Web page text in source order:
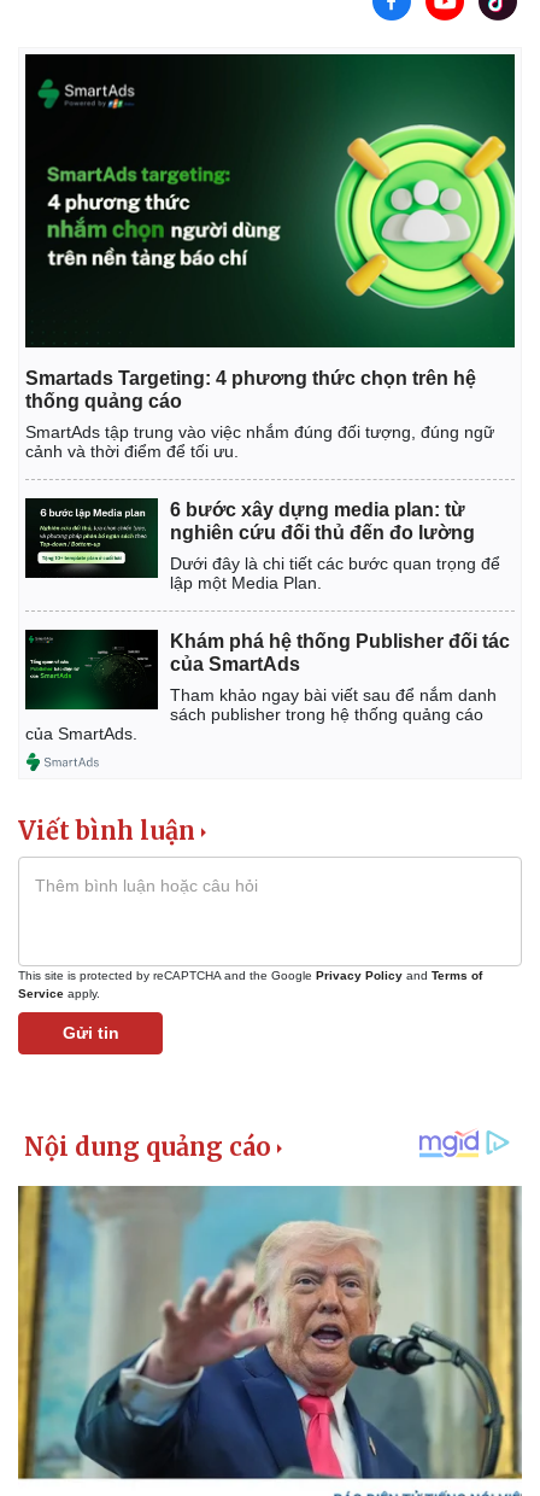
Kinh tế
Bất động sản
Khởi nghiệp
Giá vàng
Smartads Targeting: 4 phương thức chọn trên hệ
thống quảng cáo
SmartAds tập trung vào việc nhắm đúng đối tượng, đúng ngữ
cảnh và thời điểm để tối ưu.
6 bước xây dựng media plan: từ
nghiên cứu đối thủ đến đo lường
Dưới đây là chi tiết các bước quan trọng để
lập một Media Plan.
Khám phá hệ thống Publisher đối tác
của SmartAds
Tham khảo ngay bài viết sau để nắm danh
sách publisher trong hệ thống quảng cáo
của SmartAds.
Viết bình luận
This site is protected by reCAPTCHA and the Google Privacy Policy and Terms of
Service apply.
Gửi tin